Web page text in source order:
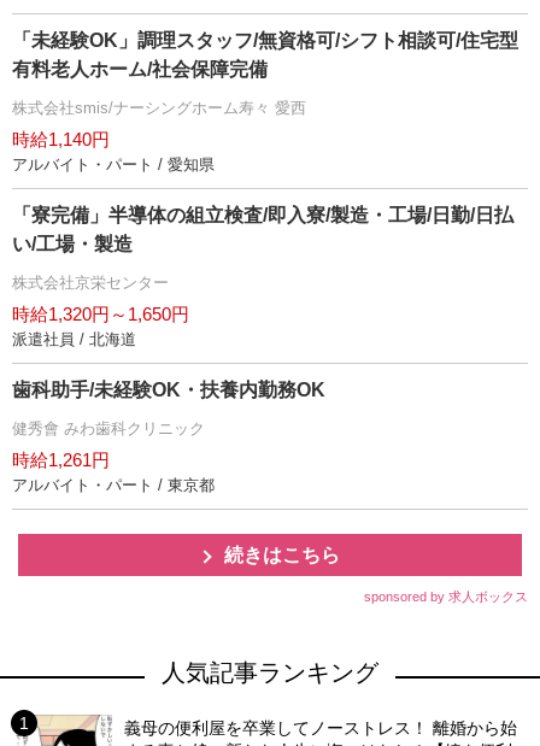
「未経験OK」調理スタッフ/無資格可/シフト相談可/住宅型
有料老人ホーム/社会保障完備
株式会社smis/ナーシングホーム寿々 愛西
時給1,140円
アルバイト・パート / 愛知県
「寮完備」半導体の組立検査/即入寮/製造・工場/日勤/日払
い/工場・製造
株式会社京栄センター
時給1,320円～1,650円
派遣社員 / 北海道
歯科助手/未経験OK・扶養内勤務OK
健秀會 みわ歯科クリニック
時給1,261円
アルバイト・パート / 東京都
続きはこちら
sponsored by 求人ボックス
人気記事ランキング
義母の便利屋を卒業してノーストレス！ 離婚から始